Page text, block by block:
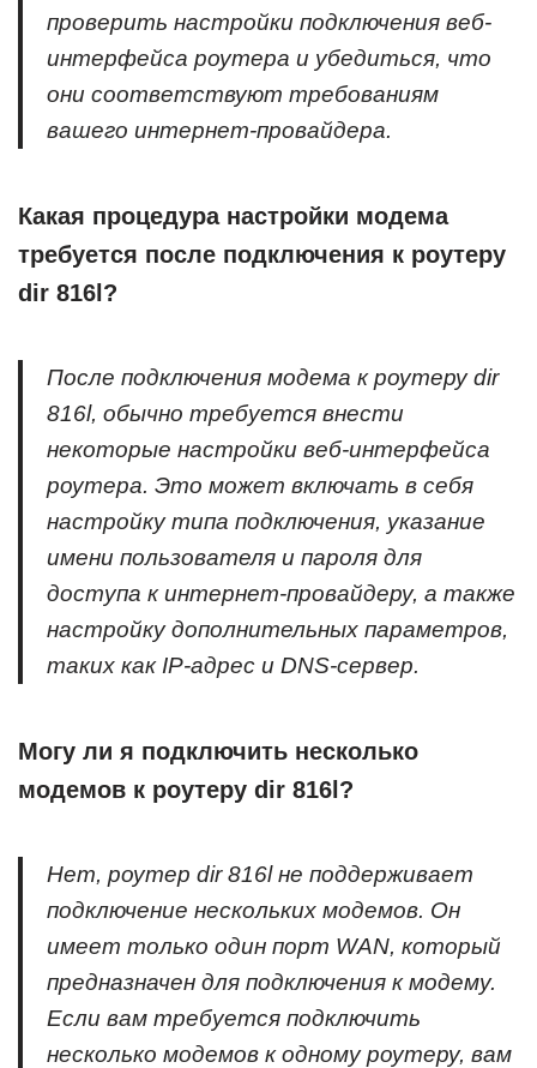
проверить настройки подключения веб-
интерфейса роутера и убедиться, что
они соответствуют требованиям
вашего интернет-провайдера.
Какая процедура настройки модема
требуется после подключения к роутеру
dir 816l?
После подключения модема к роутеру dir
816l, обычно требуется внести
некоторые настройки веб-интерфейса
роутера. Это может включать в себя
настройку типа подключения, указание
имени пользователя и пароля для
доступа к интернет-провайдеру, а также
настройку дополнительных параметров,
таких как IP-адрес и DNS-сервер.
Могу ли я подключить несколько
модемов к роутеру dir 816l?
Нет, роутер dir 816l не поддерживает
подключение нескольких модемов. Он
имеет только один порт WAN, который
предназначен для подключения к модему.
Если вам требуется подключить
несколько модемов к одному роутеру, вам